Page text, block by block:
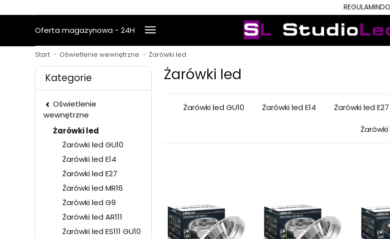
REGULAMIN
Oferta magazynowa - 24H
Start Oświetlenie wewnętrzne Żarówki led
Żarówki led
Żarówki led GU10 Żarówki led E14 Żarówki led E27
Żarówki
Kategorie
Oświetlenie
wewnętrzne
Żarówki led
Żarówki led GU10
Żarówki led E14
Żarówki led E27
Żarówki led MR16
Żarówki led G9
Żarówki led AR111
Żarówki led ES111 GU10